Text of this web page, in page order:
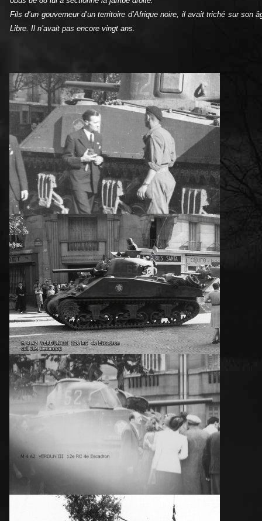
Fils d’un gouverneur d’un territoire d’Afrique noire, il avait triché sur
Libre. Il n’avait pas encore vingt ans.